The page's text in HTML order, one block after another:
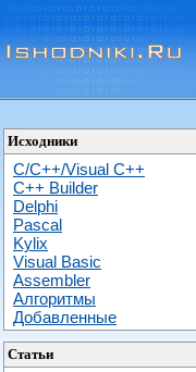
Исходники
C/C++/Visual C++
С++ Builder
Delphi
Pascal
Kylix
Visual Basic
Assembler
Алгоритмы
Добавленные
Статьи